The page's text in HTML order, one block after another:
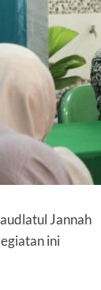
Jannah
ini